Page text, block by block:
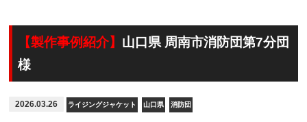
【製作事例紹介】 山口県 周南市消防団第7分団
様
2026.03.26 ライジングジャケット 山口県 消防団